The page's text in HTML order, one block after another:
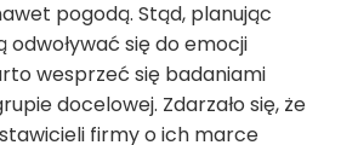
pogodą. Stąd, planując
się do emocji
wesprzeć się badaniami
docelowej. Zdarzało się, że
firmy o ich marce